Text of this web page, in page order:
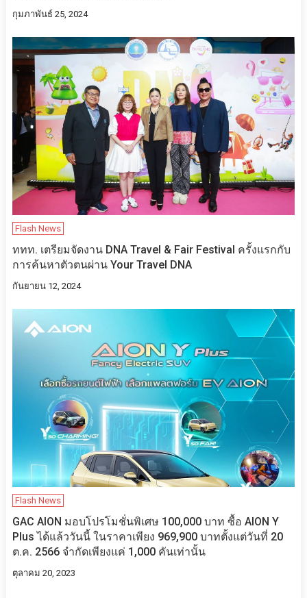
กุมภาพันธ์ 25, 2024
Flash News
ททท. เตรียมจัดงาน DNA Travel & Fair Festival ครั้งแรกกับ
การค้นหาตัวตนผ่าน Your Travel DNA
กันยายน 12, 2024
Flash News
GAC AION มอบโปรโมชั่นพิเศษ 100,000 บาท ซื้อ AION Y
Plus ได้แล้ววันนี้ ในราคาเพียง 969,900 บาทตั้งแต่วันที่ 20
ต.ค. 2566 จำกัดเพียงแค่ 1,000 คันเท่านั้น
ตุลาคม 20, 2023